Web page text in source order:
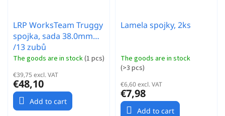
LRP WorksTeam Truggy
spojka, sada 38.0mm
/13 zubů
The goods are in stock(1 pcs)
€39,75 excl. VAT
€48,10
Add to cart
Lamela spojky, 2ks
The goods are in stock
(>3 pcs)
€6,60 excl. VAT
€7,98
Add to cart